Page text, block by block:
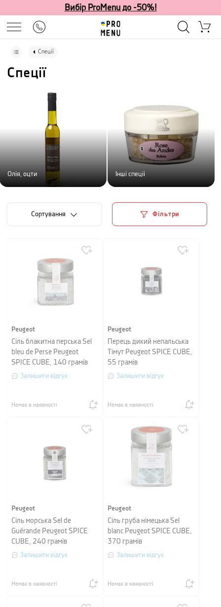
Вибір ProMenu до -50%!
Спеції
Спеції
Олія, оцти Інші спеціі
Сортування Фільтри
Peugeot
Сіль блакитна перська Sel
bleu de Perse Peugeot
SPICE CUBE, 140 грамів
Залишити відгук
Немає в наявності
Peugeot
Перець дикий непальська
Тімут Peugeot SPICE CUBE,
55 грамів
Залишити відгук
Немає в наявності
Peugeot
Сіль морська Sel de
Guérande Peugeot SPICE
CUBE, 240 грамів
Залишити відгук
Немає в наявності
Peugeot
Сіль груба німецька Sel
blanc Peugeot SPICE CUBE,
370 грамів
Залишити відгук
Немає в наявності